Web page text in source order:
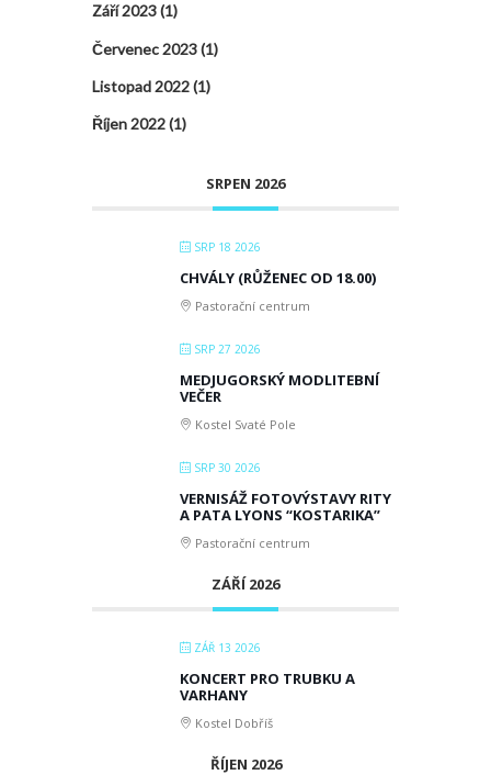
Září 2023(1)
Červenec 2023(1)
Listopad 2022(1)
Říjen 2022(1)
SRPEN 2026
SRP 18 2026
CHVÁLY (RŮŽENEC OD 18.00)
Pastorační centrum
SRP 27 2026
MEDJUGORSKÝ MODLITEBNÍ
VEČER
Kostel Svaté Pole
SRP 30 2026
VERNISÁŽ FOTOVÝSTAVY RITY
A PATA LYONS “KOSTARIKA”
Pastorační centrum
ZÁŘÍ 2026
ZÁŘ 13 2026
KONCERT PRO TRUBKU A
VARHANY
Kostel Dobříš
ŘÍJEN 2026